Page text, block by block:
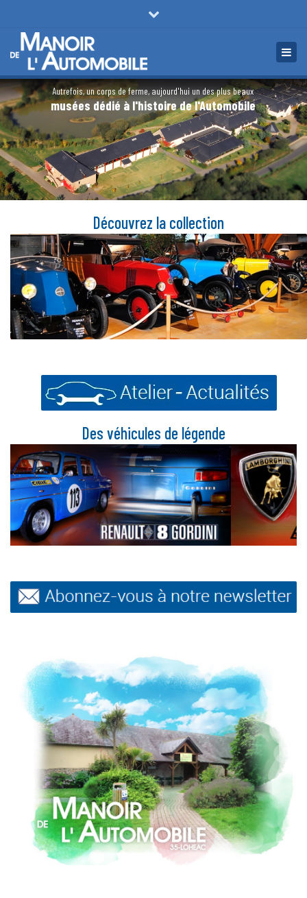
4 rue de la cour neuve 35550 LOHÉAC - Tél : 02 99 34 02 32
supérieure
Autrefois, un corps de ferme, aujourd'hui un des plus beaux
musées dédié à l'histoire de l'Automobile
Découvrez la collection
Des véhicules de légende